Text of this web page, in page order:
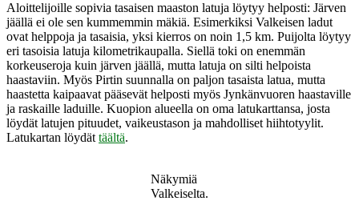
Aloittelijoille sopivia tasaisen maaston latuja löytyy helposti: Järven
jäällä ei ole sen kummemmin mäkiä. Esimerkiksi Valkeisen ladut
ovat helppoja ja tasaisia, yksi kierros on noin 1,5 km. Puijolta löytyy
eri tasoisia latuja kilometrikaupalla. Siellä toki on enemmän
korkeuseroja kuin järven jäällä, mutta latuja on silti helpoista
haastaviin. Myös Pirtin suunnalla on paljon tasaista latua, mutta
haastetta kaipaavat pääsevät helposti myös Jynkänvuoren haastaville
ja raskaille laduille. Kuopion alueella on oma latukarttansa, josta
löydät latujen pituudet, vaikeustason ja mahdolliset hiihtotyylit.
Latukartan löydättäältä.
Näkymiä
Valkeiselta.